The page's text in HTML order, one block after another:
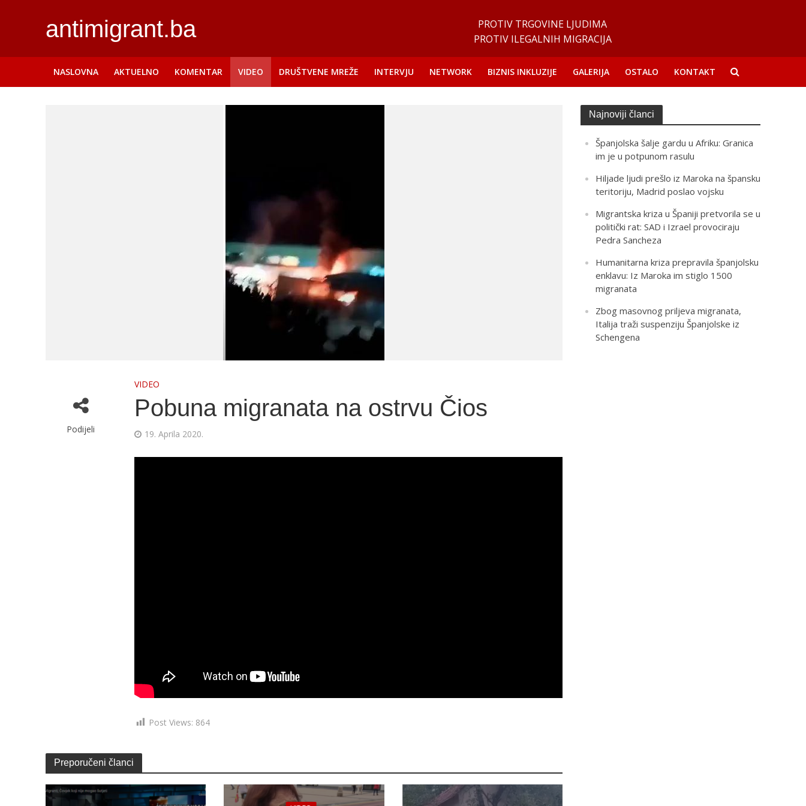
antimigrant.ba
PROTIV TRGOVINE LJUDIMA
PROTIV ILEGALNIH MIGRACIJA
NASLOVNA AKTUELNO KOMENTAR VIDEO DRUŠTVENE MREŽE INTERVJU NETWORK BIZNIS INKLUZIJE GALERIJA OSTALO KONTAKT
Podijeli
VIDEO
Pobuna migranata na ostrvu Čios
19. Aprila 2020.
Post Views: 864
Preporučeni članci
Najnoviji članci
Španjolska šalje gardu u Afriku: Granica
im je u potpunom rasulu
Hiljade ljudi prešlo iz Maroka na špansku
teritoriju, Madrid poslao vojsku
Migrantska kriza u Španiji pretvorila se u
politički rat: SAD i Izrael provociraju
Pedra Sancheza
Humanitarna kriza prepravila španjolsku
enklavu: Iz Maroka im stiglo 1500
migranata
Zbog masovnog priljeva migranata,
Italija traži suspenziju Španjolske iz
Schengena